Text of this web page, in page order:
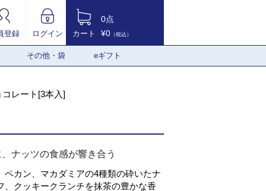
登録 ログイン カート
0点
¥0 （税込）
その他・袋 eギフト
レート[3本入]
ナッツの食感が響き合う
ペカン、マカダミアの4種類の砕いたナ
、クッキークランチを抹茶の豊かな香